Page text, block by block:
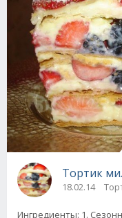
Тортик
18.02.14
Ингредиенты: 1.